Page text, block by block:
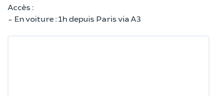
Accès :
- En voiture : 1h depuis Paris via A3